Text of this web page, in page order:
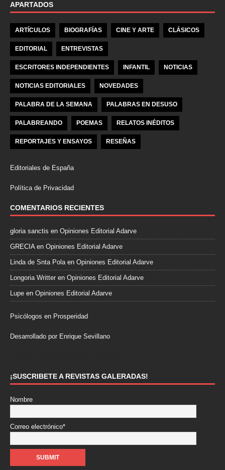
APARTADOS
ARTÍCULOS BIOGRAFÍAS CINE Y ARTE CLÁSICOS
EDITORIAL ENTREVISTAS
ESCRITORES INDEPENDIENTES INFANTIL NOTICIAS
NOTICIAS EDITORIALES NOVEDADES
PALABRA DE LA SEMANA PALABRAS EN DESUSO
PALABREANDO POEMAS RELATOS INÉDITOS
REPORTAJES Y ENSAYOS RESEÑAS
Editoriales de España
Política de Privacidad
COMENTARIOS RECIENTES
gloria sanctis en Opiniones Editorial Adarve
GRECIAen Opiniones Editorial Adarve
Linda de Snta Polaen Opiniones Editorial Adarve
Longoria Writter en Opiniones Editorial Adarve
Lupe en Opiniones Editorial Adarve
Psicólogos en Prosperidad
Desarrollado por Enrique Sevillano
¡SUSCRIBETE A REVISTAS GALERADAS!
Nombre
Correo electrónico*